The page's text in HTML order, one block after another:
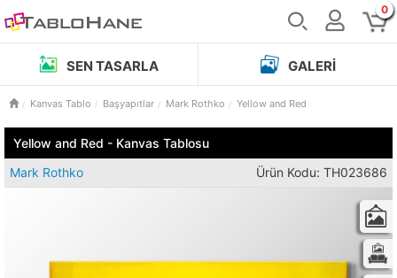
0
SEN TASARLA GALERI
Kanvas Tablo Başyapıtlar Mark Rothko Yellow and Red
Yellow and Red - Kanvas Tablosu
Mark Rothko
Ürün Kodu: TH023686